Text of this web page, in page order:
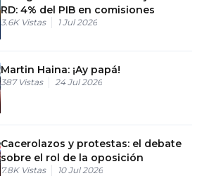
RD: 4% del PIB en comisiones
3.6K Vistas 1 Jul 2026
Martin Haina: ¡Ay papá!
387 Vistas 24 Jul 2026
Cacerolazos y protestas: el debate
sobre el rol de la oposición
7.8K Vistas 10 Jul 2026